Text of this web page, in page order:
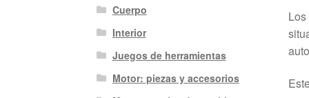
Cuerpo
Interior
Juegos de herramientas
Motor: piezas y accesorios